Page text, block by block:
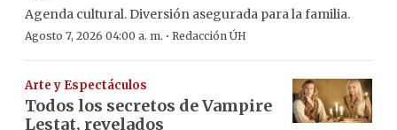
Agenda cultural. Diversión asegurada para la familia.
Agosto 7, 2026 04:00 a. m. · Redacción ÚH
Arte y Espectáculos
Todos los secretos de Vampire
Lestat, revelados